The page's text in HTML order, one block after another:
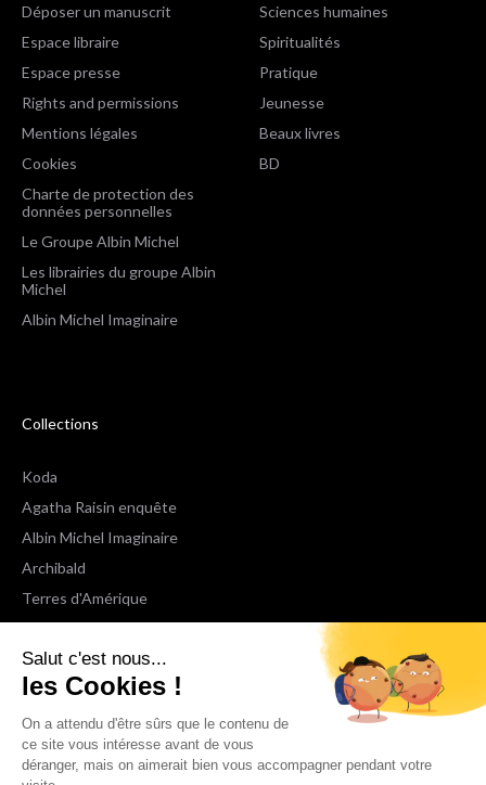
Salut c'est nous...
les Cookies !
On a attendu d'être sûrs que le contenu de
ce site vous intéresse avant de vous
déranger, mais on aimerait bien vous accompagner pendant votre
Déposer un manuscrit
Espace libraire
Espace presse
Rights and permissions
Mentions légales
Cookies
Charte de protection des
données personnelles
Le Groupe Albin Michel
Les librairies du groupe Albin
Michel
Albin Michel Imaginaire
Sciences humaines
Spiritualités
Pratique
Jeunesse
Beaux livres
BD
Collections
Koda
Agatha Raisin enquête
Albin Michel Imaginaire
Archibald
Terres d'Amérique
Espaces Libres Poche
NOX
Wiz
Voir toutes les collections
Nous suivre